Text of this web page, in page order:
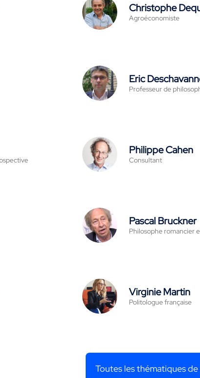
Christophe
Agroéconomiste
Eric
Professeur de
Philippe Cahen
Consultant
Pascal Bruckner
Philosophe romancier
Virginie Martin
Politologue française
Toutes les thématiques